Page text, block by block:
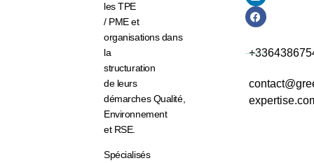
lesTPE
/ PME et
organisationsdans
la
structuration
de leurs
démarchesQualité,
Environnement
et RSE.
Spécialisés